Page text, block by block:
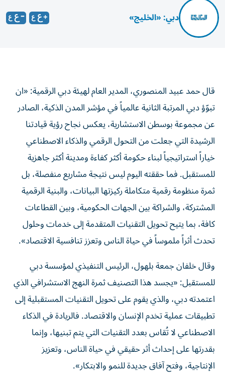
دبي: «الخليج»
قال حمد عبيد المنصوري، المدير العام لهيئة دبي الرقمية: «ان
تبوّؤ دبي المرتبة الثانية عالمياً في مؤشر المدن الذكية، الصادر
عن مجموعة بوسطن الاستشارية، يعكس نجاح رؤية قيادتنا
الرشيدة التي جعلت من التحول الرقمي والذكاء الاصطناعي
خياراً استراتيجياً لبناء حكومة أكثر كفاءة ومدينة أكثر جاهزية
للمستقبل. فما حققته اليوم ليس نتيجة مشاريع منفصلة، بل
ثمرة منظومة رقمية متكاملة ركيزتها البيانات، والبنية الرقمية
المشتركة، والشراكة بين الجهات الحكومية، وبين القطاعات
كافة، بما يتيح تحويل التقنيات المتقدمة إلى خدمات وحلول
تحدث أثراً ملموساً في حياة الناس وتعزز تنافسية الاقتصاد».
وقال خلفان جمعة بلهول، الرئيس التنفيذي لمؤسسة دبي
للمستقبل: «يجسد هذا التصنيف ثمرة النهج الاستشرافي الذي
اعتمدته دبي، والذي يقوم على تحويل التقنيات المستقبلية إلى
تطبيقات عملية تخدم الإنسان والاقتصاد. فالريادة في الذكاء
الاصطناعي لا تُقاس بعدد التقنيات التي يتم تبنيها، وإنما
بقدرتها على إحداث أثر حقيقي في حياة الناس، وتعزيز
الإنتاجية، وفتح آفاق جديدة للنمو والابتكار».